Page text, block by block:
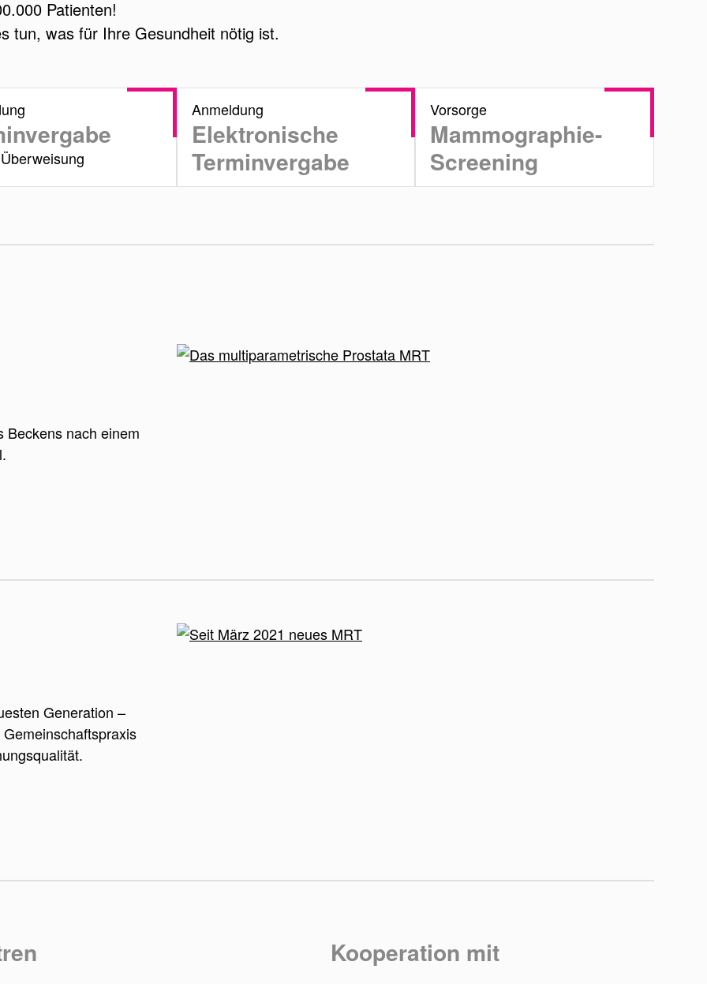
Patienten!
tun, was für Ihre Gesundheit nötig ist.
Anmeldung
Elektronische
Terminvergabe
Vorsorge
Mammographie-
Screening
Beckens nach einem
Generation –
Kooperation mit